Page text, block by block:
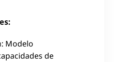
Modelo
de